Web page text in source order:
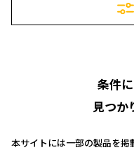
条件
見つか
本サイトには一部の製品を掲